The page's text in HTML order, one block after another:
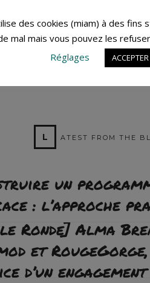
pour en
journée !
L ATEST FROM THE
un
: l’approche
Ronde] Alma
et
d’un
des cookies (miam) à des fins
mal mais vous pouvez les
Réglages
ACCEPTER